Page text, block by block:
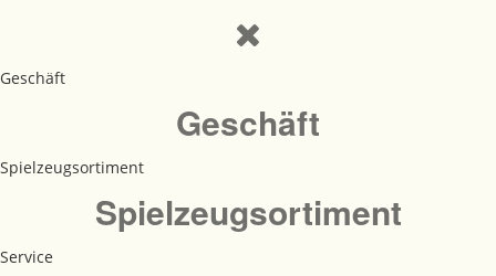
Geschäft
Geschäft
Spielzeugsortiment
Spielzeugsortiment
Service